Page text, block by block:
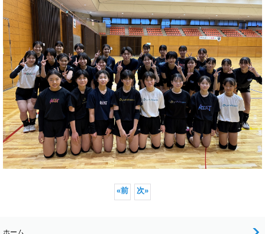
«前 次»
ホーム